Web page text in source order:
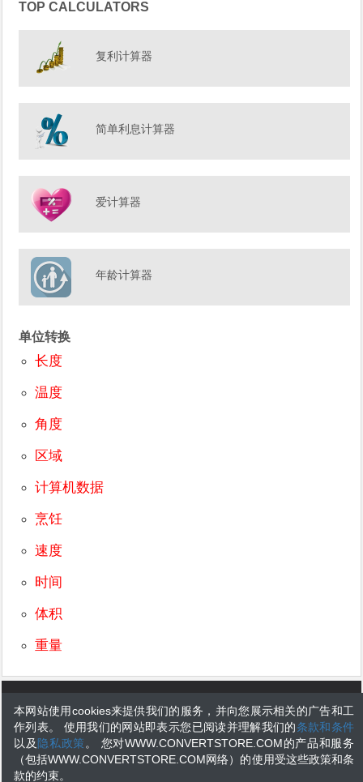
TOP CALCULATORS
复利计算器
简单利息计算器
爱计算器
年龄计算器
单位转换
长度
温度
角度
区域
计算机数据
烹饪
速度
时间
体积
重量
convertstore.com is made for calculating or converting various data units.The
data unit values are constantly tested and reviewed to avoid errors, but we
cannot warrant full correctness of all content. While using this site, you agree
to have read and accepted our terms of use, privacy policy. All Rights
Reserved.
本网站使用cookies来提供我们的服务，并向您展示相关的广告和工
作列表。 使用我们的网站即表示您已阅读并理解我们的条款和条件
以及 隐私政策 。 您对WWW.CONVERTSTORE.COM的产品和服务
（包括WWW.CONVERTSTORE.COM网络）的使用受这些政策和条
款的约束。